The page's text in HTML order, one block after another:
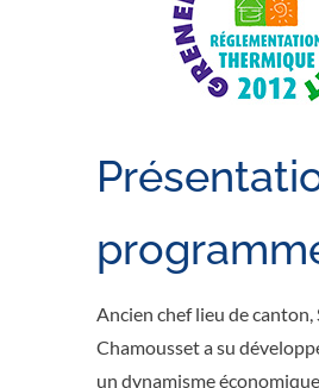
Ancien chef lieu de canton,
Chamousset a su
un dynamisme